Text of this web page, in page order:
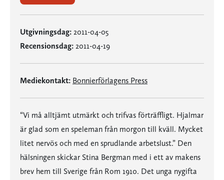
Utgivningsdag: 2011-04-05
Recensionsdag: 2011-04-19
Mediekontakt: Bonnierförlagens Press
“Vi må alltjämt utmärkt och trifvas förträffligt. Hjalmar
är glad som en speleman från morgon till kväll. Mycket
litet nervös och med en sprudlande arbetslust.” Den
hälsningen skickar Stina Bergman med i ett av makens
brev hem till Sverige från Rom 1910. Det unga nygifta